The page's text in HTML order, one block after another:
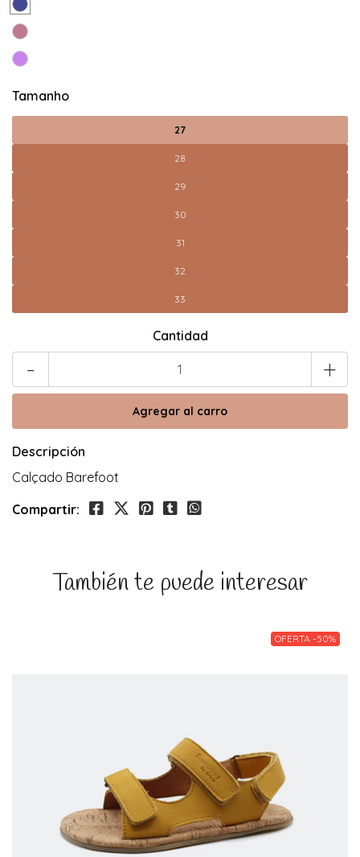
Tamanho
27
28
29
30
31
32
33
Cantidad
- +
Descripción
Calçado Barefoot
Compartir:
También te puede interesar
OFERTA -50%